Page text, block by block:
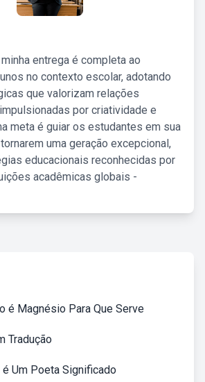
entrega é completa ao
no contexto escolar, adotando
que valorizam relações
por criatividade e
meta é guiar os estudantes em sua
uma geração excepcional,
educacionais reconhecidas por
acadêmicas globais -
é Magnésio Para Que Serve
Tradução
é Um Poeta Significado